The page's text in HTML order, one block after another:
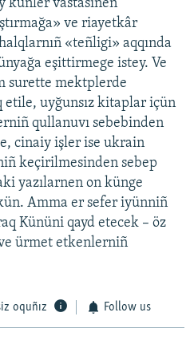
künler vastasınen
ve riayetkâr
«teñligi» aqqında
eşittirmege istey. Ve
surette mektplerde
etile, uyğunsız kitaplar içün
qullanuvı sebebinden
cinaiy işler ise ukrain
keçirilmesinden sebep
yazılarnen on künge
Amma er sefer iyünniñ
Kününi qayd etecek – öz
ürmet etkenlerniñ
oquñız Follow us